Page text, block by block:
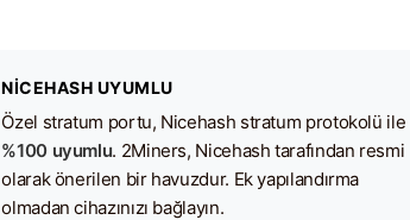
NICEHASH UYUMLU
Özel stratum portu, Nicehash stratum protokolü ile
%100 uyumlu. 2Miners, Nicehash tarafından resmi
olarak önerilen bir havuzdur. Ek yapılandırma
olmadan cihazınızı bağlayın.